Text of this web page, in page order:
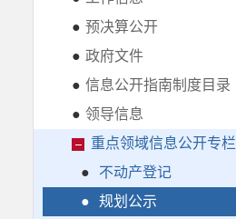
● 预决算公开
● 政府文件
● 信息公开指南制度目录
● 领导信息
重点领域信息公开专栏
●
不动产登记
●
规划公示